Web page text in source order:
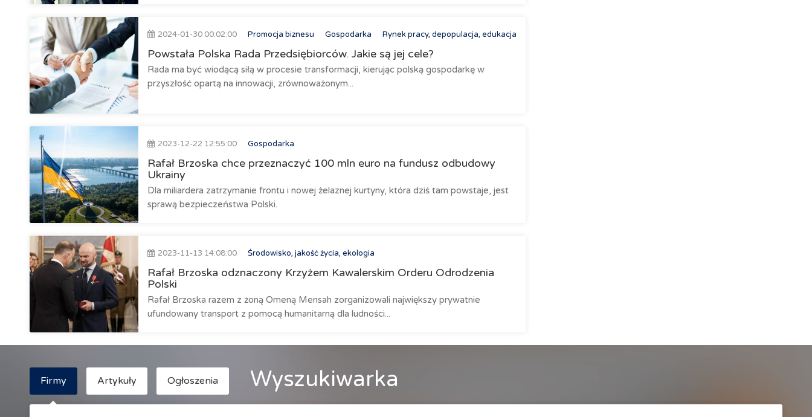
2024-01-30 00:02:00 Promocja biznesu Gospodarka Rynek pracy, depopulacja, edukacja
Powstała Polska Rada Przedsiębiorców. Jakie są jej cele?
Rada ma być wiodącą siłą w procesie transformacji, kierując polską gospodarkę w
przyszłość opartą na innowacji, zrównoważonym...
2023-12-22 12:55:00 Gospodarka
Rafał Brzoska chce przeznaczyć 100 mln euro na fundusz odbudowy
Ukrainy
Dla miliardera zatrzymanie frontu i nowej żelaznej kurtyny, która dziś tam powstaje, jest
sprawą bezpieczeństwa Polski.
2023-11-13 14:08:00 Środowisko, jakość życia, ekologia
Rafał Brzoska odznaczony Krzyżem Kawalerskim Orderu Odrodzenia
Polski
Rafał Brzoska razem z żoną Omeną Mensah zorganizowali największy prywatnie
ufundowany transport z pomocą humanitarną dla ludności...
Firmy Artykuły Ogłoszenia Wyszukiwarka